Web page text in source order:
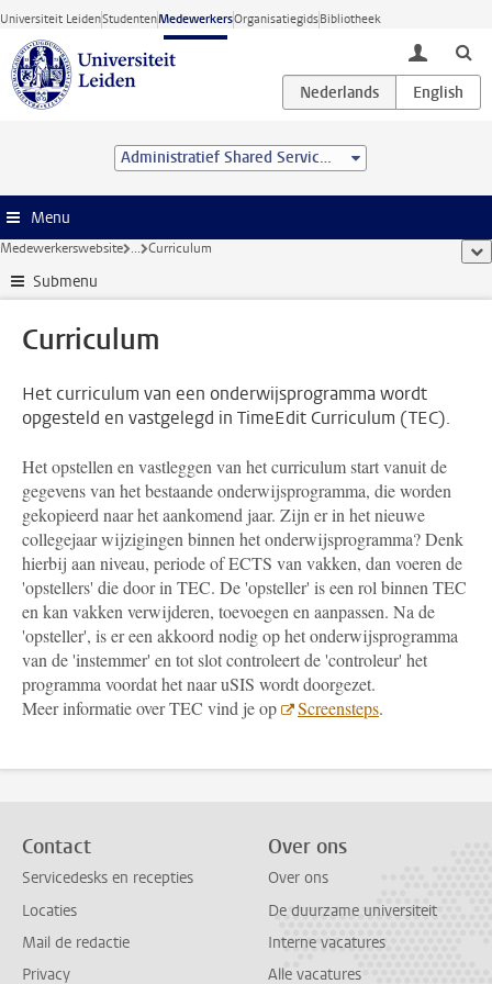
Ga direct naar de inhoud
Universiteit LeidenStudentenMedewerkersOrganisatiegidsBibliotheek
toggle
Administratief Shared Service Centre
Menu
Medewerkerswebsite ... Curriculum
Submenu
Curriculum
Het curriculum van een onderwijsprogramma wordt
opgesteld en vastgelegd in TimeEdit Curriculum (TEC).
Het opstellen en vastleggen van het curriculum start vanuit de
gegevens van het bestaande onderwijsprogramma, die worden
gekopieerd naar het aankomend jaar. Zijn er in het nieuwe
collegejaar wijzigingen binnen het onderwijsprogramma? Denk
hierbij aan niveau, periode of ECTS van vakken, dan voeren de
'opstellers' die door in TEC. De 'opsteller' is een rol binnen TEC
en kan vakken verwijderen, toevoegen en aanpassen. Na de
'opsteller', is er een akkoord nodig op het onderwijsprogramma
van de 'instemmer' en tot slot controleert de 'controleur' het
programma voordat het naar uSIS wordt doorgezet.
Meer informatie over TEC vind je op
Screensteps.
Contact
Servicedesks en recepties
Locaties
Mail de redactie
Privacy
Over ons
Over ons
De duurzame universiteit
Interne vacatures
Alle vacatures